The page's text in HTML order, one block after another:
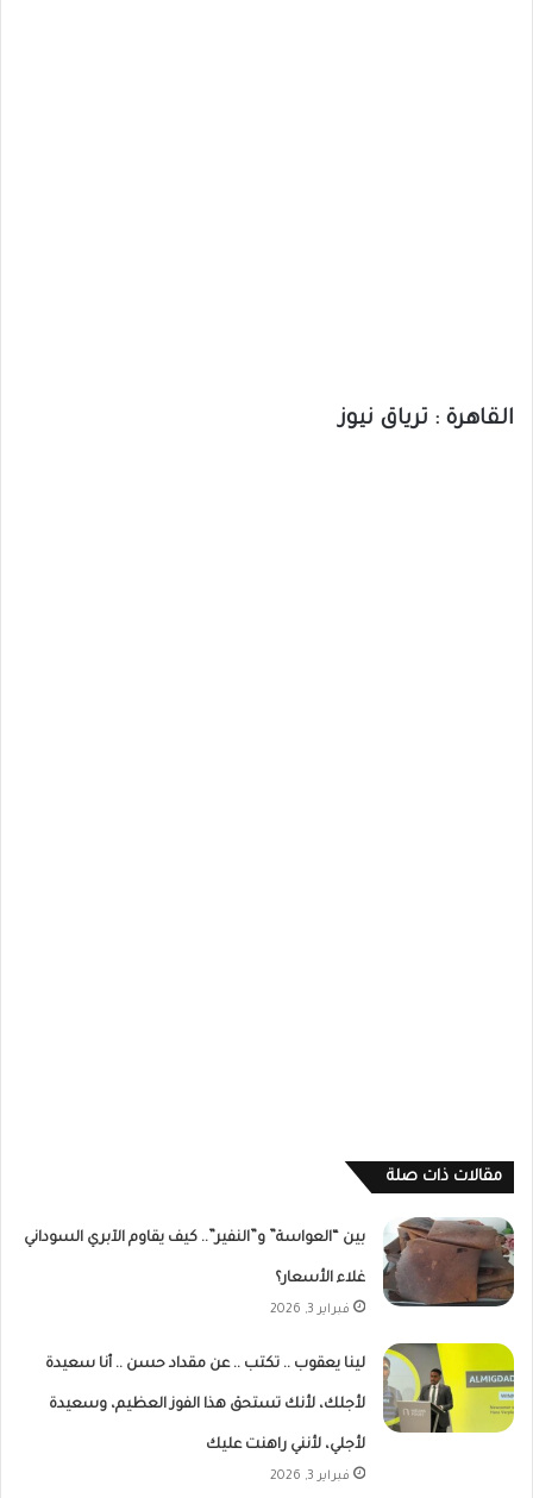
القاهرة : ترياق نيوز
مقالات ذات صلة
بين “العواسة” و”النفير”.. كيف يقاوم الآبري السوداني
غلاء الأسعار؟
فبراير 3, 2026
لينا يعقوب .. تكتب .. عن مقداد حسن .. أنا سعيدة
لأجلك، لأنك تستحق هذا الفوز العظيم، وسعيدة
لأجلي، لأنني راهنت عليك
فبراير 3, 2026